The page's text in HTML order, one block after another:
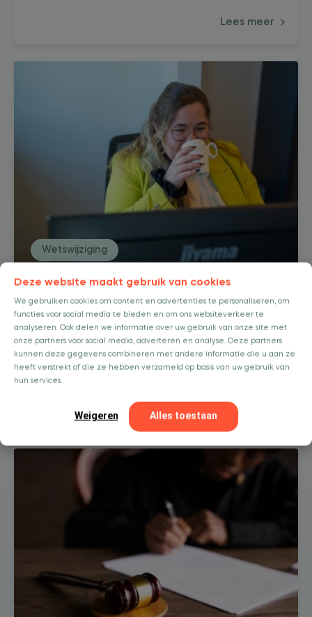
Deze website maakt gebruik van cookies
We gebruiken cookies om content en advertenties te personaliseren, om
functies voor social media te bieden en om ons websiteverkeer te
analyseren. Ook delen we informatie over uw gebruik van onze site met
onze partners voor social media, adverteren en analyse. Deze partners
kunnen deze gegevens combineren met andere informatie die u aan ze
heeft verstrekt of die ze hebben verzameld op basis van uw gebruik van
hun services.
Weigeren Alles toestaan
Lees meer
Wetswijziging
Wat betekent een demissionair kabinet
voor HR?
De val van een kabinet is tegenwoordig bijna
business as usual in Den Haag. Maar terwijl de
politieke poppenkast even stilstaat, ...
Lees meer